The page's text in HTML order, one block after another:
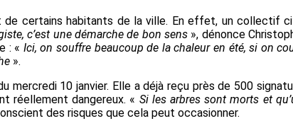
de certains habitants de la ville. En effet, un collectif
c’est une démarche de bon sens », dénonce
: « Ici, on souffre beaucoup de la chaleur en été, si on
».
mercredi 10 janvier. Ellea déjà reçu près de 500
réellement dangereux. « Si les arbres sont morts et
des risques que cela peut occasionner.